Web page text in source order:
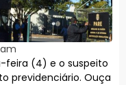
am
feira (4) e o suspeito
previdenciário. Ouça